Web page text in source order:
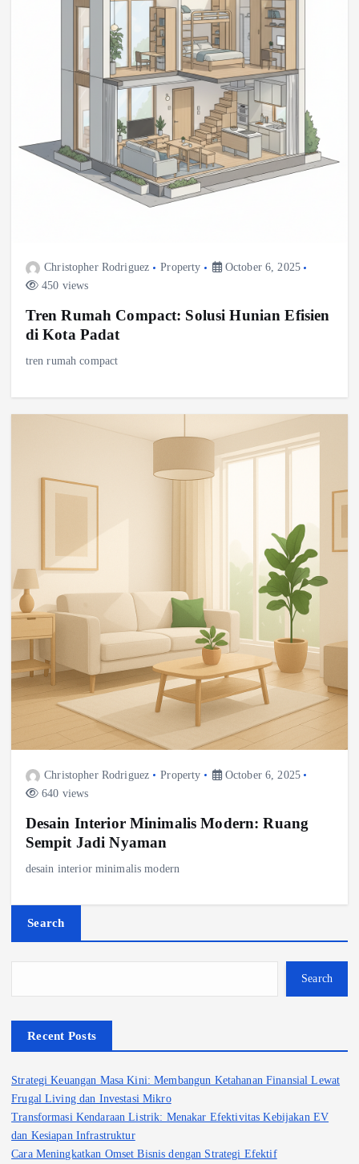
Christopher Rodriguez Property
October 6, 2025
450 views
Tren Rumah Compact: Solusi Hunian Efisien
di Kota Padat
tren rumah compact
Christopher Rodriguez Property
October 6, 2025
640 views
Desain Interior Minimalis Modern: Ruang
Sempit Jadi Nyaman
desain interior minimalis modern
Search
Search
Recent Posts
Strategi Keuangan Masa Kini: Membangun Ketahanan Finansial Lewat
Frugal Living dan Investasi Mikro
Transformasi Kendaraan Listrik: Menakar Efektivitas Kebijakan EV
dan Kesiapan Infrastruktur
Cara Meningkatkan Omset Bisnis dengan Strategi Efektif